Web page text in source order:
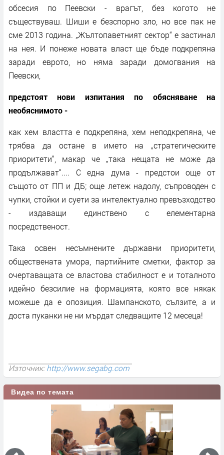
обсесия по Пеевски - врагът, без когото не
съществуваш. Шиши е безспорно зло, но все пак не
сме 2013 година. „Жълтопаветният сектор“ е застинал
на нея. И понеже новата власт ще бъде подкрепяна
заради еврото, но няма заради домогвания на
Пеевски,
предстоят нови изпитания по обясняване на
необяснимото -
как хем властта е подкрепяна, хем неподкрепяна, че
трябва да остане в името на „стратегическите
приоритети“, макар че „така нещата не може да
продължават“.... С една дума - предстои още от
същото от ПП и ДБ; още летеж надолу, съпроводен с
чупки, стойки и суети за интелектуално превъзходство
- издаващи единствено с елементарна
посредственост.
Така освен несъмнените държавни приоритети,
обществената умора, партийните сметки, фактор за
очертаващата се властова стабилност е и тоталното
идейно безсилие на формацията, която все някак
можеше да е опозиция. Шампанското, сълзите, а и
доста пуканки не ни мърдат следващите 12 месеца!
Източник:http://www.segabg.com
Видеа по темата